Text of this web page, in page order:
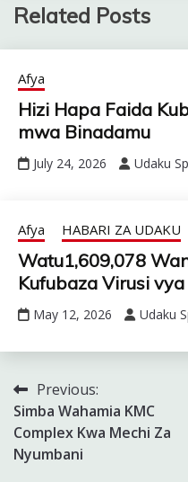
Related Posts
Afya
Hizi Hapa Faida
mwa Binadamu
July 24, 2026 Udaku
Afya HABARI ZA UDAKU
Watu1,609,078
Kufubaza Virusi
May 12, 2026 Udaku
Post
navigation
Previous:
Simba Wahamia KMC
Complex Kwa Mechi Za
Nyumbani